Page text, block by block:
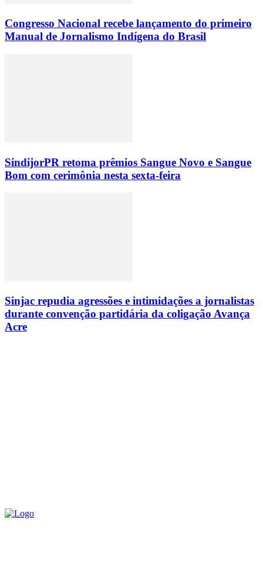
Congresso Nacional recebe lançamento do primeiro
Manual de Jornalismo Indígena do Brasil
SindijorPR retoma prêmios Sangue Novo e Sangue
Bom com cerimônia nesta sexta-feira
Sinjac repudia agressões e intimidações a jornalistas
durante convenção partidária da coligação Avança
Acre